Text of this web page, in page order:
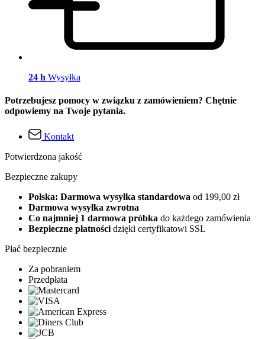
24 h Wysyłka
Potrzebujesz pomocy w związku z zamówieniem? Chętnie
odpowiemy na Twoje pytania.
Kontakt
Potwierdzona jakość
Bezpieczne zakupy
Polska: Darmowa wysyłka standardowa od 199,00 zł
Darmowa wysyłka zwrotna
Co najmniej 1 darmowa próbka do każdego zamówienia
Bezpieczne płatności dzięki certyfikatowi SSL
Płać bezpiecznie
Za pobraniem
Przedpłata